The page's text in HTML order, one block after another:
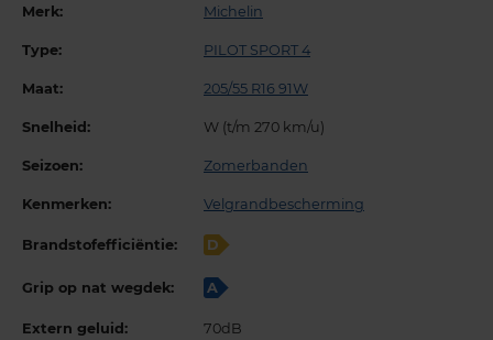
Merk: Michelin
Type: PILOT SPORT 4
Maat: 205/55 R16 91W
Snelheid: W (t/m 270 km/u)
Seizoen: Zomerbanden
Kenmerken: Velgrandbescherming
Brandstofefficiëntie: D
Grip op nat wegdek: A
Extern geluid: 70dB